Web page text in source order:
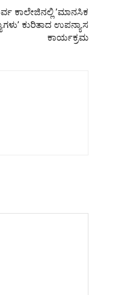
ಕಾಲೇಜಿನಲ್ಲಿ ʼಮಾನಸಿಕ
ಕುರಿತಾದ ಉಪನ್ಯಾಸ
ಕಾರ್ಯಕ್ರಮ